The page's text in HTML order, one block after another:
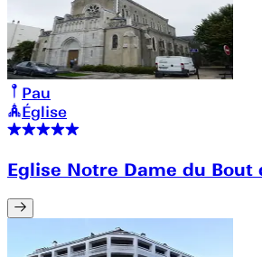
Pau
Église
Eglise Notre Dame du Bout